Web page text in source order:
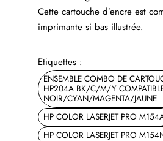
Cette cartouche d’encre est
imprimante si bas illustrée.
Etiquettes :
ENSEMBLE COMBO DE
HP204A BK/C/M/Y
NOIR/CYAN/MAGENTA/JAUNE
HP COLOR LASERJET PRO
HP COLOR LASERJET PRO